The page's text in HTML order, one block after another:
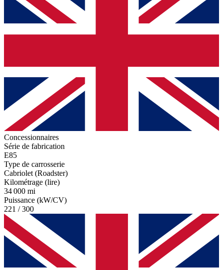
Concessionnaires
Série de fabrication
E85
Type de carrosserie
Cabriolet (Roadster)
Kilométrage (lire)
34 000 mi
Puissance (kW/CV)
221 / 300